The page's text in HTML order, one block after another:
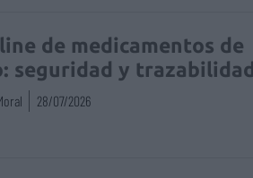
de medicamentos de
seguridad y trazabilidad
28/07/2026